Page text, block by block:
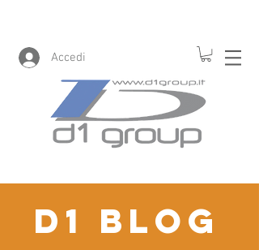
Accedi
D1 blog